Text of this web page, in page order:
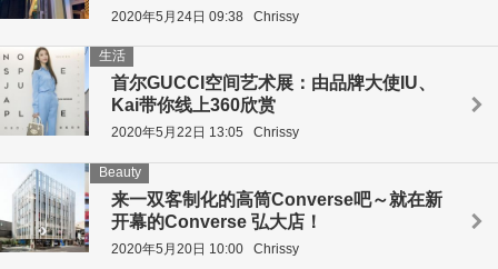
2020年5月24日 09:38 Chrissy
首尔GUCCI空间艺术展：由品牌大使IU、
Kai带你线上360欣赏
生活
2020年5月22日 13:05 Chrissy
来一双客制化的高筒Converse吧～就在新
开幕的Converse 弘大店！
Beauty
2020年5月20日 10:00 Chrissy